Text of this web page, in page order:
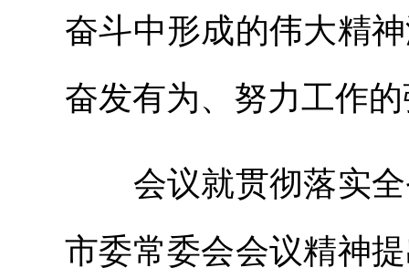
奋斗中形成的伟大精
奋发有为、努力工作
会议就贯彻落实全
市委常委会会议精神